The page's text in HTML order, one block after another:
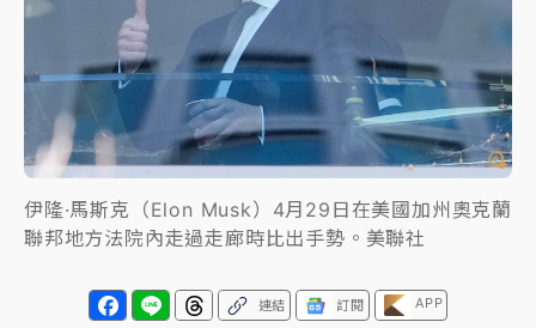
周六起展出延長至晚上7時
台東農業處長涉圖利渡假村！東檢抗告成功 今重開羈
押庭
父親節泡湯了！中颱白海豚雨彈轟3天 「紅到發紫」降
雨熱區曝
伊隆·馬斯克（Elon Musk）4月29日在美國加州奧克蘭
聯邦地方法院內走過走廊時比出手勢。美聯社
連結 訂閱 APP